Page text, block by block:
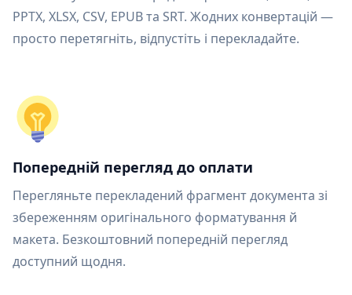
PPTX, XLSX, CSV, EPUB та SRT. Жодних конвертацій —
просто перетягніть, відпустіть і перекладайте.
Попередній перегляд до оплати
Перегляньте перекладений фрагмент документа зі
збереженням оригінального форматування й
макета. Безкоштовний попередній перегляд
доступний щодня.